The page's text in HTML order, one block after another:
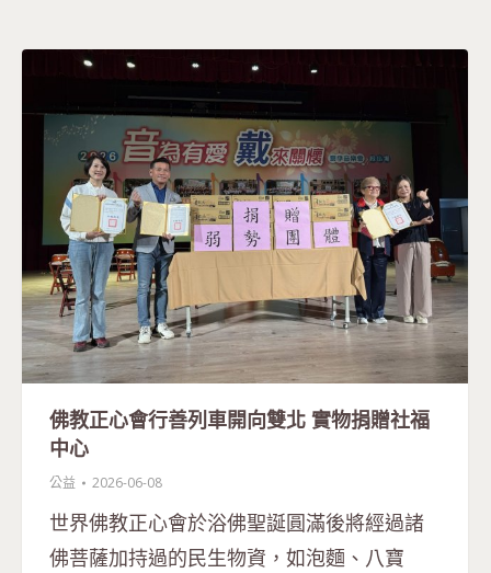
佛教正心會行善列車開向雙北 實物捐贈社福
中心
公益 2026-06-08
世界佛教正心會於浴佛聖誕圓滿後將經過諸
佛菩薩加持過的民生物資，如泡麵、八寶